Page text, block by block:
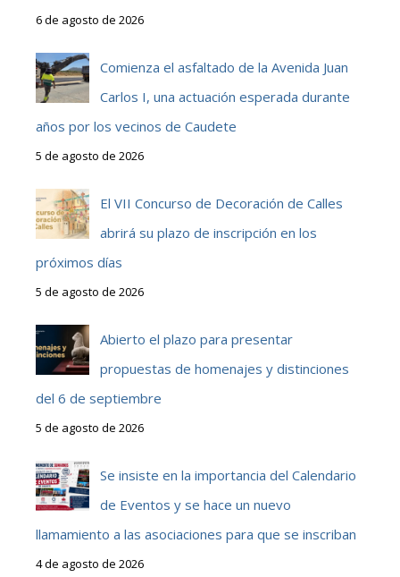
6 de agosto de 2026
Comienza el asfaltado de la Avenida Juan
Carlos I, una actuación esperada durante
años por los vecinos de Caudete
5 de agosto de 2026
El VII Concurso de Decoración de Calles
abrirá su plazo de inscripción en los
próximos días
5 de agosto de 2026
Abierto el plazo para presentar
propuestas de homenajes y distinciones
del 6 de septiembre
5 de agosto de 2026
Se insiste en la importancia del Calendario
de Eventos y se hace un nuevo
llamamiento a las asociaciones para que se inscriban
4 de agosto de 2026